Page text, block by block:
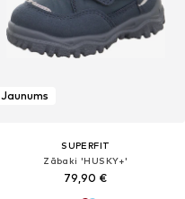
Jaunums
SUPERFIT
Zābaki 'HUSKY+'
79,90 €